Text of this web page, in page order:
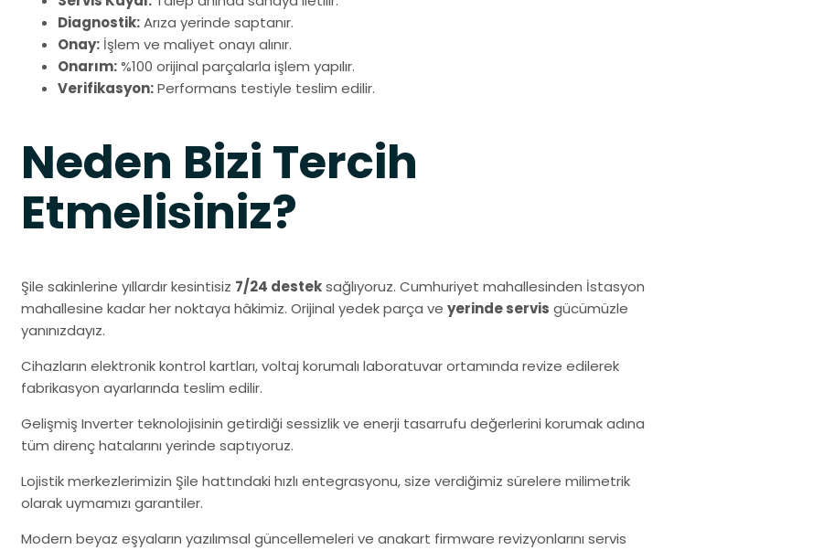
Diagnostik:Arıza yerinde saptanır.
Onay: İşlem ve maliyet onayı alınır.
Onarım:%100 orijinal parçalarla işlem yapılır.
Verifikasyon:Performans testiyle teslim edilir.
Neden Bizi Tercih
Etmelisiniz?
Şile sakinlerine yıllardır kesintisiz 7/24 desteksağlıyoruz. Cumhuriyet mahallesinden İstasyon
mahallesine kadar her noktaya hâkimiz. Orijinal yedek parça ve yerinde servis gücümüzle
yanınızdayız.
Cihazların elektronik kontrol kartları, voltaj korumalı laboratuvar ortamında revize edilerek
fabrikasyon ayarlarında teslim edilir.
Gelişmiş Inverter teknolojisinin getirdiği sessizlik ve enerji tasarrufu değerlerini korumak adına
tüm direnç hatalarını yerinde saptıyoruz.
Lojistik merkezlerimizin Şile hattındaki hızlı entegrasyonu, size verdiğimiz sürelere milimetrik
olarak uymamızı garantiler.
Modern beyaz eşyaların yazılımsal güncellemeleri ve anakart firmware revizyonlarını servis